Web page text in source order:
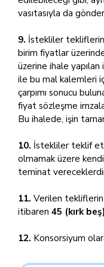
vasıtasıyla da
9. İstekliler
birim fiyatlar
üzerine ihale
ile bu mal kalemleri
çarpımı sonucu
fiyat sözleşme
Bu ihalede, işin
10. İstekliler teklif
olmamak üzere
teminat
11. Verilen
itibaren 45 (kırk beş)
12. Konsorsiyum